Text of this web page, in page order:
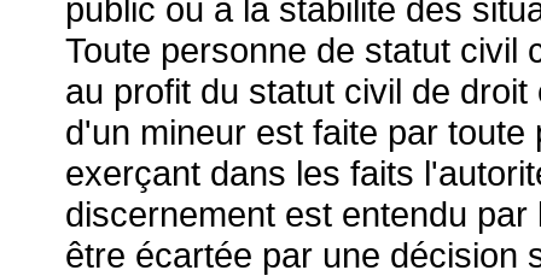
public ou à la stabilité des
Toute personne de statut civil
au profit du statut civil de
d'un mineur est faite par
exerçant dans les faits
discernement est entendu
être écartée par une décision